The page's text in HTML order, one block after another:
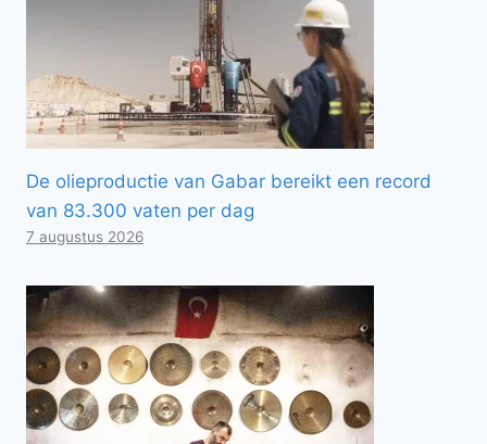
De olieproductie van Gabar bereikt een record
van 83.300 vaten per dag
7 augustus 2026